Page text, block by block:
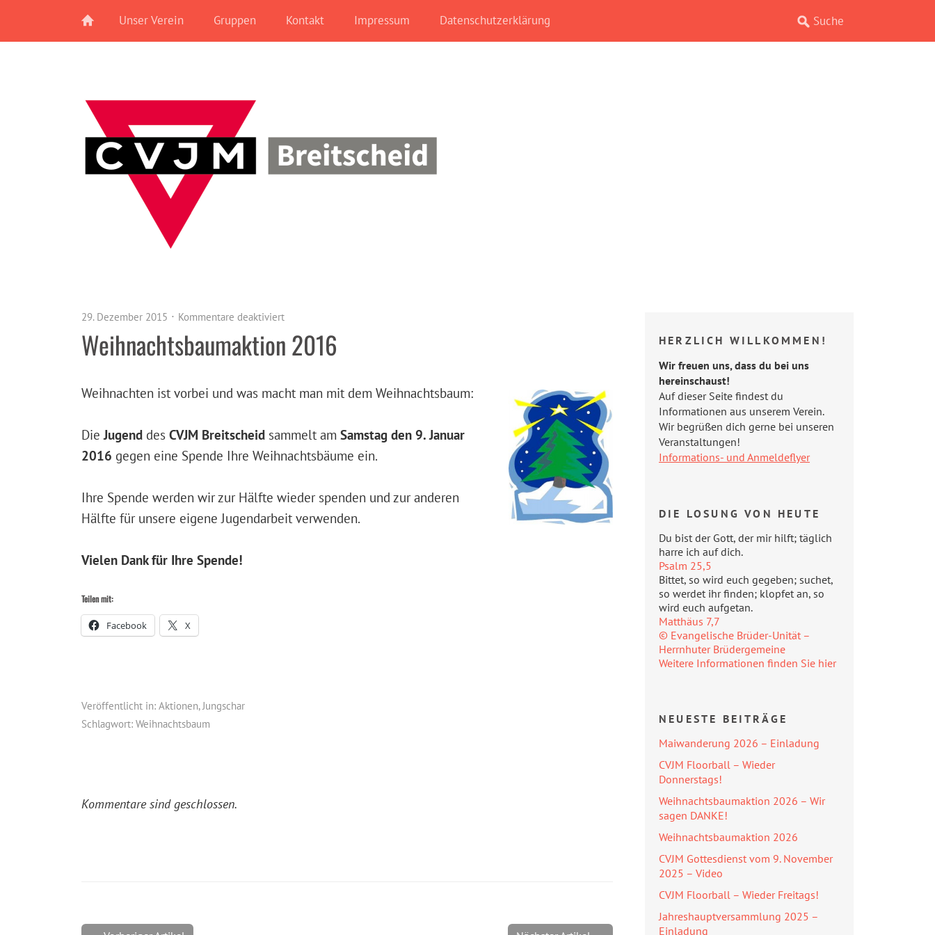
Unser Verein Gruppen Kontakt Impressum Datenschutzerklärung
29. Dezember 2015 Kommentare deaktiviert
Weihnachtsbaumaktion 2016
Weihnachten ist vorbei und was macht man mit dem Weihnachtsbaum:
DieJugend des CVJM Breitscheid sammelt am Samstag den 9. Januar
2016 gegen eine Spende Ihre Weihnachtsbäume ein.
Ihre Spende werden wir zur Hälfte wieder spenden und zur anderen
Hälfte für unsere eigene Jugendarbeit verwenden.
Vielen Dank für Ihre Spende!
Teilen mit:
Facebook X
Veröffentlicht in: Aktionen,Jungschar
Schlagwort: Weihnachtsbaum
Kommentare sind geschlossen.
HERZLICH WILLKOMMEN!
Wir freuen uns, dass du bei uns
hereinschaust!
Auf dieser Seite findest du
Informationen aus unserem Verein.
Wir begrüßen dich gerne bei unseren
Veranstaltungen!
Informations- und Anmeldeflyer
DIE LOSUNG VON HEUTE
Du bist der Gott, der mir hilft; täglich
harre ich auf dich.
Psalm 25,5
Bittet, so wird euch gegeben; suchet,
so werdet ihr finden; klopfet an, so
wird euch aufgetan.
Matthäus 7,7
© Evangelische Brüder-Unität –
Herrnhuter Brüdergemeine
Weitere Informationen finden Sie hier
NEUESTE BEITRÄGE
Maiwanderung 2026 – Einladung
CVJM Floorball – Wieder
Donnerstags!
Weihnachtsbaumaktion 2026 – Wir
sagen DANKE!
Weihnachtsbaumaktion 2026
CVJM Gottesdienst vom 9. November
2025 – Video
CVJM Floorball – Wieder Freitags!
Jahreshauptversammlung 2025 –
Einladung